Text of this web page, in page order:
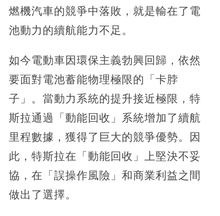
燃機汽車的競爭中落敗，就是輸在了電
池動力的續航能力不足。
如今電動車因環保主義勃興回歸，依然
要面對電池蓄能物理極限的「卡脖
子」。當動力系統的提升接近極限，特
斯拉通過「動能回收」系統增加了續航
里程數據，獲得了巨大的競爭優勢。因
此，特斯拉在「動能回收」上堅決不妥
協，在「誤操作風險」和商業利益之間
做出了選擇。